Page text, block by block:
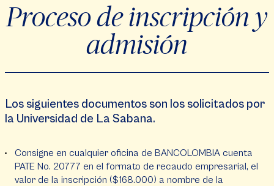
Proceso de inscripción y
admisión
Los siguientes documentos son los solicitados por
la Universidad de La Sabana.
Consigne en cualquier oficina de BANCOLOMBIA cuenta
PATE No. 20777 en el formato de recaudo empresarial, el
valor de la inscripción ($168.000) a nombre de la